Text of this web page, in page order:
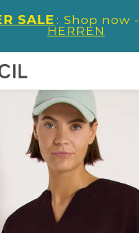
SALE : Shop now -
HERREN